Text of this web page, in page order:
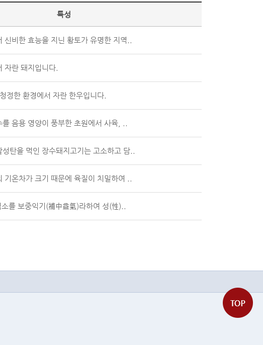
특성
신비한 효능을 지닌 황토가 유명한 지역..
자란 돼지입니다.
정한 환경에서 자란 한우입니다.
음용 영양이 풍부한 초원에서 사육, ..
탄을 먹인 장수돼지고기는 고소하고 담..
기온차가 크기 때문에 육질이 치밀하여 ..
소를 보중익기(補中益氣)라하여 성(性)..